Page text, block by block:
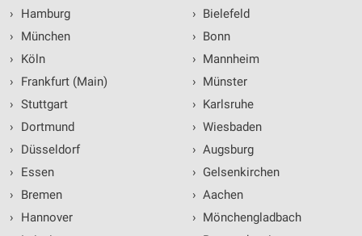
›
Hamburg
›
München
›
Köln
›
Frankfurt (Main)
› Stuttgart
›
Dortmund
›
Düsseldorf
›
Essen
›
Bremen
›
Hannover
› Bielefeld
› Bonn
› Mannheim
› Münster
› Karlsruhe
› Wiesbaden
› Augsburg
› Gelsenkirchen
› Aachen
› Mönchengladbach